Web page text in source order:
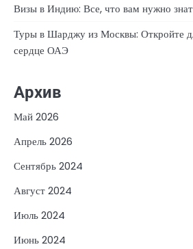
Визы в Индию: Все, что вам нужно
Туры в Шарджу из Москвы: Откройте
сердце ОАЭ
Архив
Май 2026
Апрель 2026
Сентябрь 2024
Август 2024
Июль 2024
Июнь 2024